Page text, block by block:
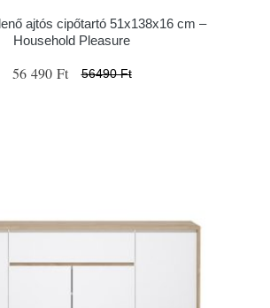
ajtós cipőtartó 51x138x16 cm –
Household Pleasure
56 490 Ft 56490 Ft